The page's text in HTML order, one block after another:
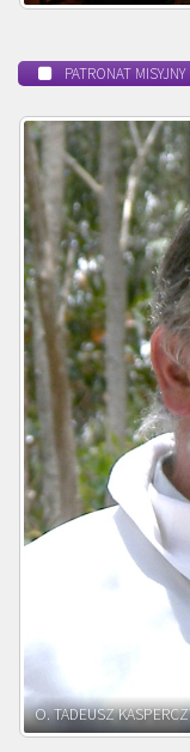
PATRONAT MISYJNY
O. ADNRZEJ LEŚNIARA